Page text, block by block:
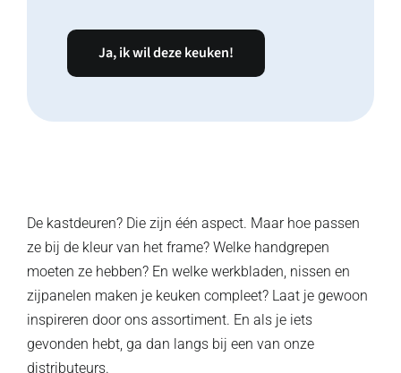
Ja, ik wil deze keuken!
De kastdeuren? Die zijn één aspect. Maar hoe passen
ze bij de kleur van het frame? Welke handgrepen
moeten ze hebben? En welke werkbladen, nissen en
zijpanelen maken je keuken compleet? Laat je gewoon
inspireren door ons assortiment. En als je iets
gevonden hebt, ga dan langs bij een van onze
distributeurs.